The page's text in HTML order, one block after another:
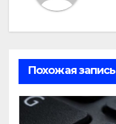
Похожая запись